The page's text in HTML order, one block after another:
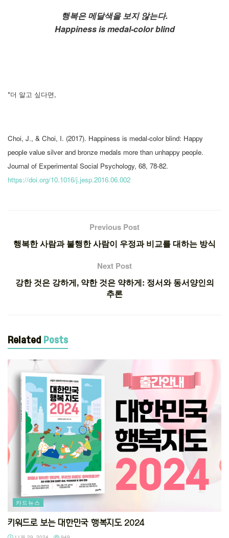
행복은 메달색을 보지 않는다.
Happiness is medal-color blind
*더 알고 싶다면,
Choi, J., & Choi, I. (2017). Happiness is medal-color blind: Happy
people value silver and bronze medals more than unhappy people.
Journal of Experimental Social Psychology, 68, 78-82.
https://doi.org/10.1016/j.jesp.2016.06.002
Previous Post
행복한 사람과 불행한 사람이 우정과 비교를 대하는 방식
Next Post
강한 것은 강하게, 약한 것은 약하게: 정서와 동서양인의
추론
Related Posts
카드뉴스
키워드로 보는 대한민국 행복지도 2024